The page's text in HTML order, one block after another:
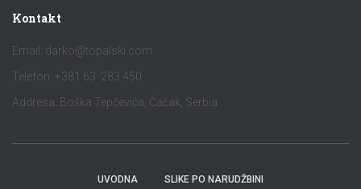
Kontakt
Email: darko@topalski.com
Telefon: +381 63 283 450
Addresa: Boška Tepčevića, Čačak, Serbia
UVODNA SLIKE PO NARUDŽBINI